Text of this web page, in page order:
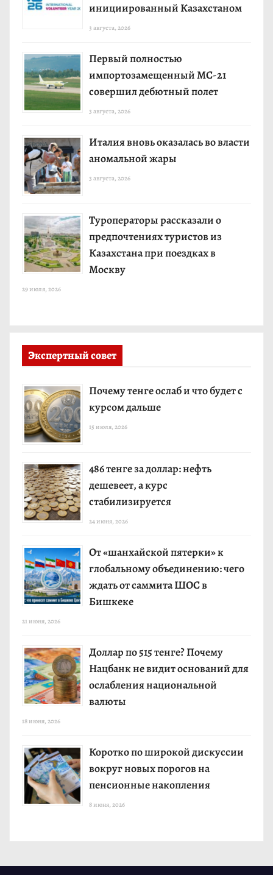
инициированный Казахстаном
3 августа, 2026
Первый полностью
импортозамещенный МС-21
совершил дебютный полет
3 августа, 2026
Италия вновь оказалась во власти
аномальной жары
3 августа, 2026
Туроператоры рассказали о
предпочтениях туристов из
Казахстана при поездках в
Москву
29 июля, 2026
Экспертный совет
Почему тенге ослаб и что будет с
курсом дальше
15 июля, 2026
486 тенге за доллар: нефть
дешевеет, а курс
стабилизируется
24 июня, 2026
От «шанхайской пятерки» к
глобальному объединению: чего
ждать от саммита ШОС в
Бишкеке
21 июня, 2026
Доллар по 515 тенге? Почему
Нацбанк не видит оснований для
ослабления национальной
валюты
18 июня, 2026
Коротко по широкой дискуссии
вокруг новых порогов на
пенсионные накопления
8 июня, 2026